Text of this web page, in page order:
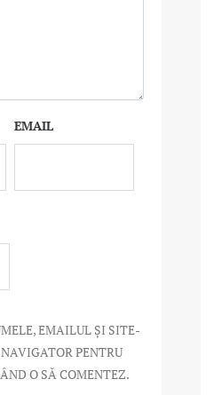
EMAIL
EMAILUL ȘI SITE-
PENTRU
O SĂ COMENTEZ.